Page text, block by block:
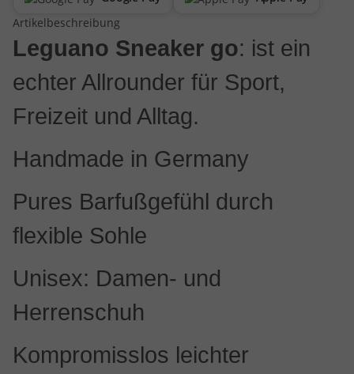
Artikelbeschreibung
Leguano Sneaker go: ist ein
echter Allrounder für Sport,
Freizeit und Alltag.
Handmade in Germany
Pures Barfußgefühl durch
flexible Sohle
Unisex: Damen- und
Herrenschuh
Kompromisslos leichter